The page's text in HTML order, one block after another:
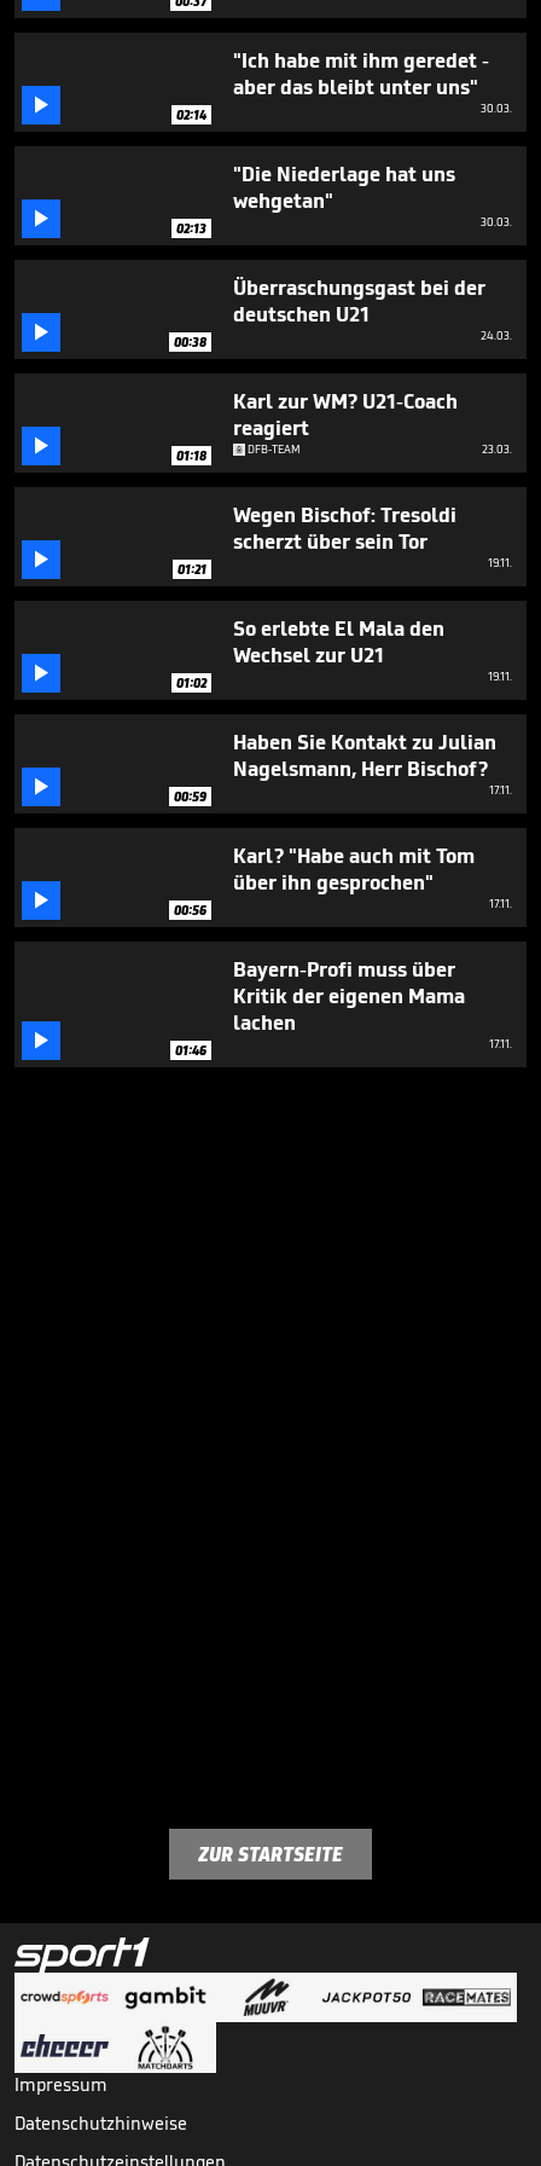
1
minute,
 02:14
"Ich habe mit ihm geredet -
aber das bleibt unter uns"
30.03.
 02:13
"Die Niederlage hat uns
wehgetan"
30.03.
 00:38
Überraschungsgast bei der
deutschen U21
24.03.
 01:18
Karl zur WM? U21-Coach
reagiert
DFB-TEAM 23.03.
 01:21
Wegen Bischof: Tresoldi
scherzt über sein Tor
19.11.
 01:02
So erlebte El Mala den
Wechsel zur U21
19.11.
 00:59
Haben Sie Kontakt zu Julian
Nagelsmann, Herr Bischof?
17.11.
 00:56
Karl? "Habe auch mit Tom
über ihn gesprochen"
17.11.
 01:46
Bayern-Profi muss über
Kritik der eigenen Mama
lachen
17.11.
ZUR STARTSEITE
Impressum
Datenschutzhinweise